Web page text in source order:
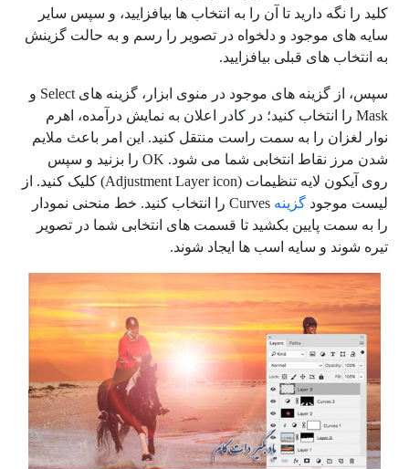
کلید را نگه دارید تا آن را به انتخاب ها بیافزایید، و سپس سایر
سایه های موجود و دلخواه در تصویر را رسم و به حالت گزینش
به انتخاب های قبلی بیافزایید.
سپس، از گزینه های موجود در منوی ابزار، گزینه های Select و
Mask را انتخاب کنید؛ در کادر اعلان به نمایش درآمده، اهرم
نوار لغزان را به سمت راست منتقل کنید. این امر باعث ملایم
شدن مرز نقاط انتخابی شما می شود. OK را بزنید و سپس
روی آیکون لایه تنظیمات (Adjustment Layer icon) کلیک کنید. از
لیست موجود گزینه
Curves را انتخاب کنید. خط منحنی نمودار
را به سمت پایین بکشید تا قسمت های انتخابی شما در تصویر
تیره شوند و سایه اسب ها ایجاد شوند.